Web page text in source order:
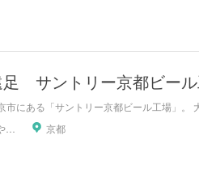
足 サントリー京都ビー
市にある「サントリー京都ビール工場」。
京都